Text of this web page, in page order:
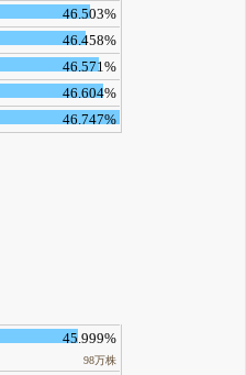
46.503%
46.458%
46.571%
46.604%
46.747%
45.999%
98万株